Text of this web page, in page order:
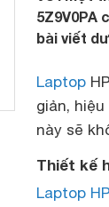
5Z9V0PA
bài viết
Laptop
giản,
này sẽ
Thiết kế
Laptop HP